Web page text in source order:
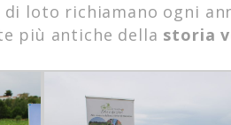
loto richiamano ogni
più antiche della storia